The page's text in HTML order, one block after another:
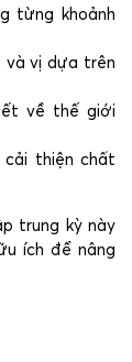
từng khoảnh
và vị dựa trên
về thế giới
cải thiện chất
trung kỳ này
ích để nâng